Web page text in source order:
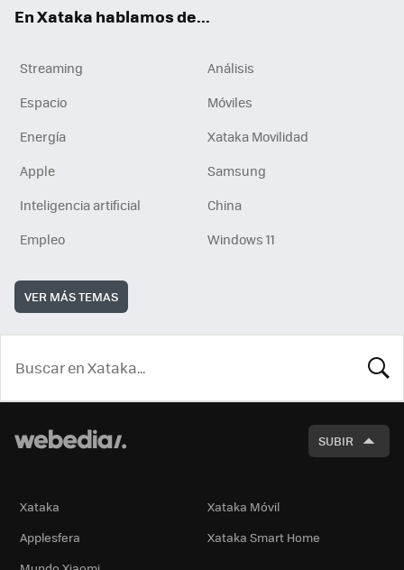
En Xataka hablamos de...
Streaming
Análisis
Espacio
Móviles
Energía
Xataka Movilidad
Apple
Samsung
Inteligencia artificial
China
Empleo
Windows 11
VER MÁS TEMAS
SUBIR
Xataka
Xataka Móvil
Applesfera
Xataka Smart Home